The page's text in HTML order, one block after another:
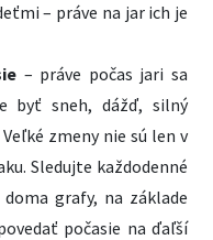
– práve na jar ich je
– práve počas jari sa
byť sneh, dážď, silný
zmeny nie sú len v
Sledujte každodenné
grafy, na základe
počasie na ďaľší